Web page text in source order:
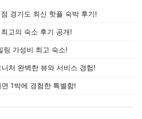
경기도 최신 핫플 숙박 후기!
고의 숙소 후기 공개!
링 가성비 최고 숙소!
처 완벽한 뷰와 서비스 경험!
1박에 경험한 특별함!